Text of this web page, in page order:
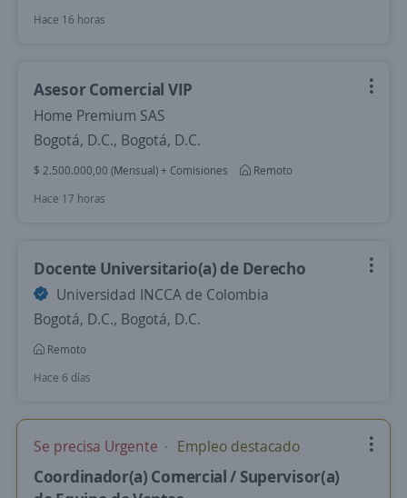
Hace 16 horas
Asesor Comercial VIP
Home Premium SAS
Bogotá, D.C., Bogotá, D.C.
$ 2.500.000,00 (Mensual) + Comisiones
Remoto
Hace 17 horas
Docente Universitario(a) de Derecho
Universidad INCCA de Colombia
Bogotá, D.C., Bogotá, D.C.
Remoto
Hace 6 días
Se precisa Urgente Empleo destacado
Coordinador(a) Comercial / Supervisor(a)